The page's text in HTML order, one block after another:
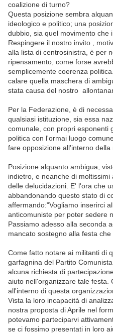
coalizione di turno?
Questa posizione sembra
ideologico e politico; una
dubbio, sia quel movimento che
Respingere il nostro invito ,
alla lista di centrosinistra, è per
ripensamento, come forse
semplicemente coerenza
calare quella maschera di
stata causa del nostro
Per la Federazione, è di
qualsiasi istituzione, sia essa
comunale, con propri esponenti
politica con l'ormai luogo
fare opposizione all'interno
Posizione alquanto ambigua,
indietro, e neanche di
delle delucidazioni. E' l'ora che
abbandonando questo stato di
affermando:"Vogliamo inserirci
anticomuniste per poter sedere
Passiamo adesso alla seconda
mancato sostegno alla festa
Come fatto notare ai militanti di
garfagnina del Partito
alcuna richiesta di
aiuto nell'organizzare tale festa.
all'interno di questa
Vista la loro incapacità di
nostra proposta di Aprile nel
potevamo parteciparvi
se ci fossimo presentati in loro